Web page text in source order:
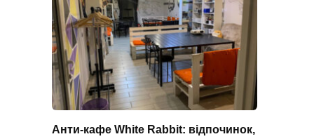
Анти-кафе White Rabbit: відпочинок,